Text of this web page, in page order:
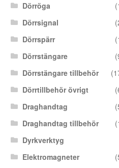
Dörröga
Dörrsignal
Dörrspärr
Dörrstängare
Dörrstängare tillbehör
Dörrtillbehör övrigt
Draghandtag
Draghandtag tillbehör
Dyrkverktyg
Elektromagneter